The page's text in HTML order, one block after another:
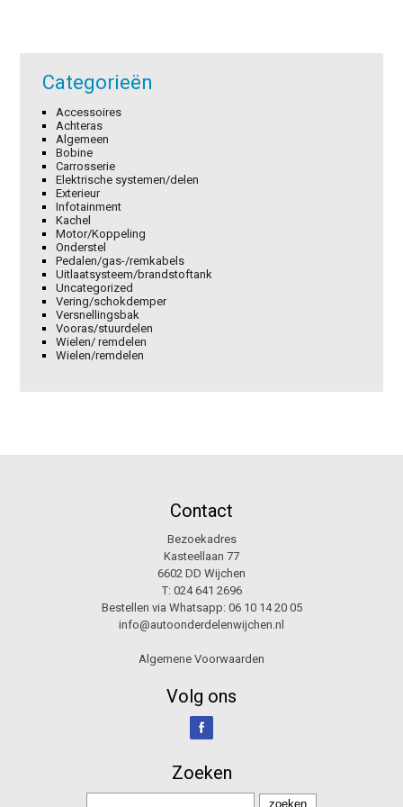
Categorieën
Accessoires
Achteras
Algemeen
Bobine
Carrosserie
Elektrische systemen/delen
Exterieur
Infotainment
Kachel
Motor/Koppeling
Onderstel
Pedalen/gas-/remkabels
Uitlaatsysteem/brandstoftank
Uncategorized
Vering/schokdemper
Versnellingsbak
Vooras/stuurdelen
Wielen/ remdelen
Wielen/remdelen
Contact
Bezoekadres
Kasteellaan 77
6602 DD Wijchen
T: 024 641 2696
Bestellen via Whatsapp: 06 10 14 20 05
info@autoonderdelenwijchen.nl
Algemene Voorwaarden
Volg ons
Zoeken